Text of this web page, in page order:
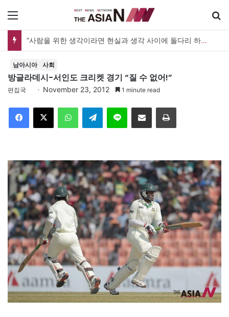
“사람을 위한 생각이라면 현실과 생각 사이에 돌다리 하나는 놓아야 하지 않을까”
남아시아 사회
방글라데시-서인도 크리켓 경기 “질 수 없어!”
편집국 November 23, 2012 1 minute read
Telegram 이메일